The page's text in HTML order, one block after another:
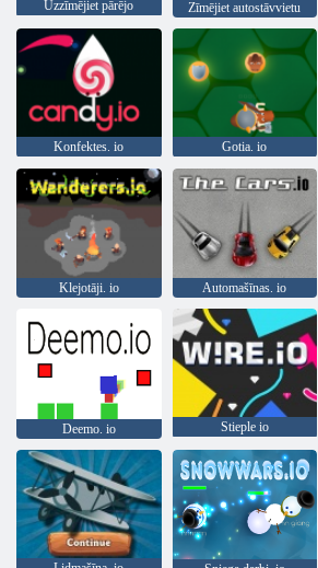
Uzzīmējiet pārējo Zīmējiet autostāvvietu
Konfektes. io Gotia. io
Klejotāji. io Automašīnas. io
Deemo. io Stieple io